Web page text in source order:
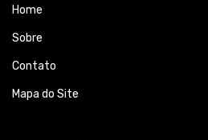
Home
Sobre
Contato
Mapa do Site